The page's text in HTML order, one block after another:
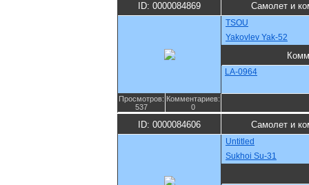
ID: 0000084869 Самолет и
TSOU
Yakovlev Yak-52
LA-0964
Просмотров:
537
Комментариев:
0
ID: 0000084606 Самолет и
Untitled
Sukhoi Su-31